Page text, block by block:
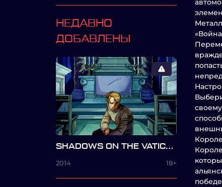
НЕДАВНО
ДОБАВЛЕНЫ
SHADOWS ON THE VATICAN ACT 1: GREED
2014 18+